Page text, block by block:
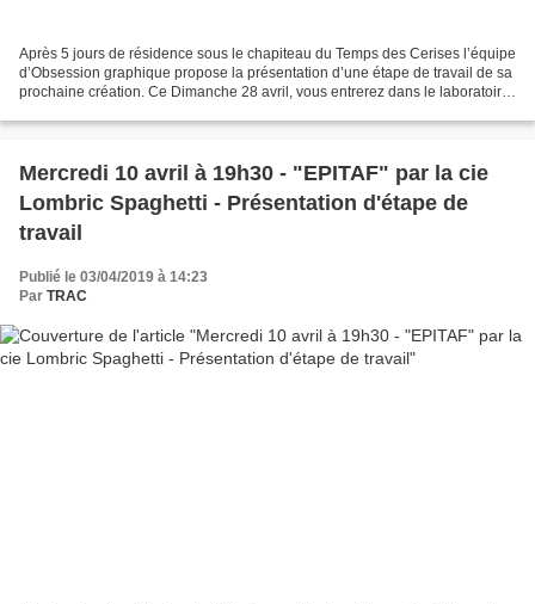
Après 5 jours de résidence sous le chapiteau du Temps des Cerises l’équipe
d’Obsession graphique propose la présentation d’une étape de travail de sa
prochaine création. Ce Dimanche 28 avril, vous entrerez dans le laboratoire
Mercredi 10 avril à 19h30 - "EPITAF" par la cie
Lombric Spaghetti - Présentation d'étape de
travail
Publié le 03/04/2019 à 14:23
Par TRAC